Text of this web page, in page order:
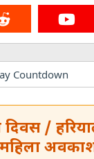
Countdown
दिवस /